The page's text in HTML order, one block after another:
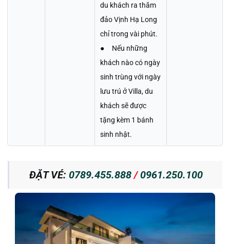
du khách ra thăm
đảo Vịnh Hạ Long
chỉ trong vài phút.
● Nếu những
khách nào có ngày
sinh trùng với ngày
lưu trú ở Villa, du
khách sẽ được
tặng kèm 1 bánh
sinh nhật.
ĐẶT VÉ: 0789.455.888/0961.250.100